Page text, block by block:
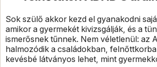
Sok szülő akkor kezd el gyanakodni
amikor a gyermekét kivizsgálják, és a
ismerősnek tűnnek. Nem véletlenül: az
halmozódik a családokban,
kevésbé látványos lehet, mint